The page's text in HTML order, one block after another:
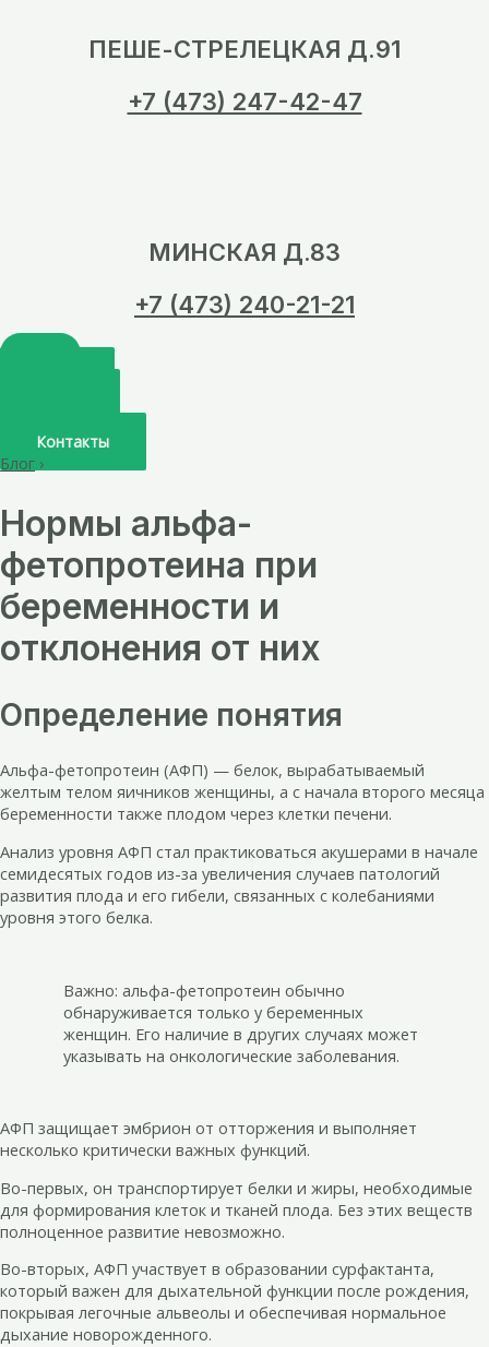
ПЕШЕ-СТРЕЛЕЦКАЯ Д.91
+7 (473) 247-42-47
МИНСКАЯ Д.83
+7 (473) 240-21-21
Контакты
Блог ›
Нормы альфа-
фетопротеина при
беременности и
отклонения от них
Определение понятия
Альфа-фетопротеин (АФП) — белок, вырабатываемый
желтым телом яичников женщины, а с начала второго месяца
беременности также плодом через клетки печени.
Анализ уровня АФП стал практиковаться акушерами в начале
семидесятых годов из-за увеличения случаев патологий
развития плода и его гибели, связанных с колебаниями
уровня этого белка.
Важно: альфа-фетопротеин обычно
обнаруживается только у беременных
женщин. Его наличие в других случаях может
указывать на онкологические заболевания.
АФП защищает эмбрион от отторжения и выполняет
несколько критически важных функций.
Во-первых, он транспортирует белки и жиры, необходимые
для формирования клеток и тканей плода. Без этих веществ
полноценное развитие невозможно.
Во-вторых, АФП участвует в образовании сурфактанта,
который важен для дыхательной функции после рождения,
покрывая легочные альвеолы и обеспечивая нормальное
дыхание новорожденного.